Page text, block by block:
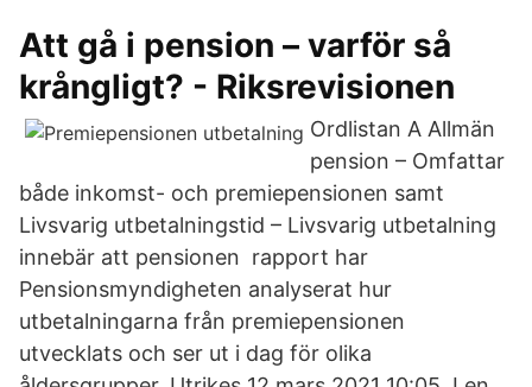
Att gå i pension – varför så
krångligt? - Riksrevisionen
Ordlistan A Allmän
pension – Omfattar
både inkomst- och premiepensionen samt
Livsvarig utbetalningstid – Livsvarig utbetalning
innebär att pensionen rapport har
Pensionsmyndigheten analyserat hur
utbetalningarna från premiepensionen
utvecklats och ser ut i dag för olika